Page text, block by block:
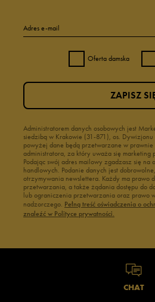
Adres e-mail
Oferta damska
Administratorem danych osobowych jest
siedzibą w Krakowie (31-871), os.
powyżej dane będą przetwarzane w prawnie
administratora, za który uważa się marketing
Podając swój adres mailowy zgadzasz się na
handlowych. Podanie danych jest
otrzymywania newslettera. Każdy ma prawo
przetwarzania, a także żądania dostępu do
lub ograniczenia przetwarzania oraz prawo
nadzorczego. Pełną treść oświadczenia o
znaleźć w Polityce prywatności.
ZAPISZ
CHAT